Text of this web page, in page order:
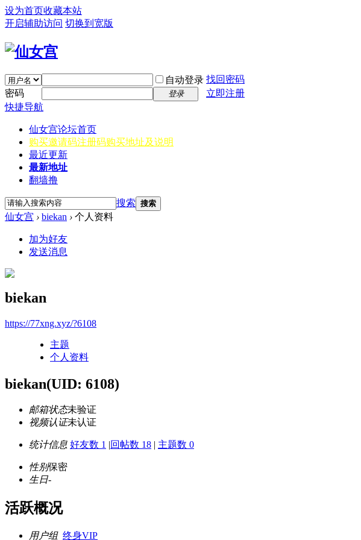
设为首页收藏本站
开启辅助访问 切换到宽版
自动登录 找回密码
密码
登录
立即注册
快捷导航
仙女宫论坛首页
购买邀请码注册码购买地址及说明
最近更新
最新地址
翻墙撸
搜索 搜索
仙女宫 › biekan › 个人资料
加为好友
发送消息
biekan
https://77xng.xyz/?6108
主题
个人资料
biekan(UID: 6108)
邮箱状态未验证
视频认证未认证
统计信息 好友数 1 |回帖数 18 | 主题数 0
性别保密
生日-
活跃概况
用户组 终身VIP